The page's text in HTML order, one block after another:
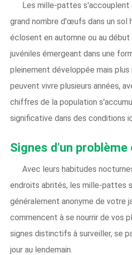
Les mille-pattes s'accouplent
grand nombre d'œufs dans un sol
éclosent en automne ou au début
juvéniles émergeant dans une
pleinement développée mais
peuvent vivre plusieurs années,
chiffres de la population
significative dans des conditions
Signes d'un
Avec leurs habitudes
endroits abrités, les mille-pattes
généralement anonyme de votre
commencent à se nourrir de vos
signes distinctifs à surveiller, se
jour au lendemain.